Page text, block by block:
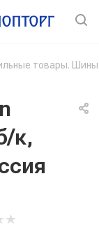
товары. Шины
к,